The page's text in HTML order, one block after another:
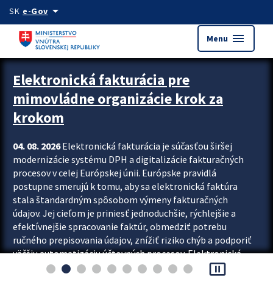
Preskocit na hlavný obsah
SK e-Govarrow_drop_down
Menu menu
Zastavit automatický posun upútavok
Elektronická fakturácia pre
mimovládne organizácie krok za
krokom
04. 08. 2026Elektronická fakturácia je súčasťou širšej
modernizácie systému DPH a digitalizácie fakturačných
procesov v celej Európskej únii. Európske pravidlá
postupne smerujú k tomu, aby sa elektronická faktúra
stala štandardným spôsobom výmeny fakturačných
údajov. Jej cieľom je priniesť jednoduchšie, rýchlejšie a
efektívnejšie spracovanie faktúr, obmedziť potrebu
ručného prepisovania údajov, znížiť riziko chýb a podporiť
väčšiu automatizáciu účtovných procesov. Elektronická
fakturácia preto nepredstavuje...
pause_presentation